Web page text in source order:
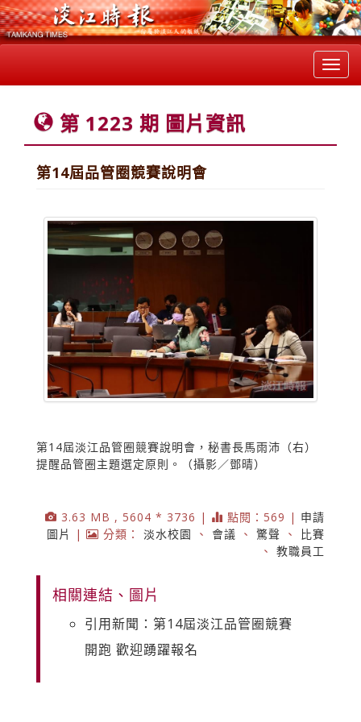
第 1223 期 圖片資訊
第14屆品管圈競賽說明會
第14屆淡江品管圈競賽說明會，秘書長馬雨沛（右）
提醒品管圈主題選定原則。（攝影／鄧晴）
3.63 MB , 5604 * 3736 | 點閱：569 | 申請
圖片
| 分類： 淡水校園 、 會議 、 驚聲 、
比賽
、 教職員工
相關連結、圖片
引用新聞：第14屆淡江品管圈競賽
開跑 歡迎踴躍報名